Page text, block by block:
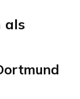
als